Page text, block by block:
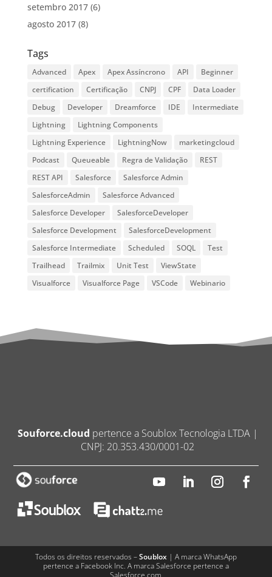
setembro 2017(6)
agosto 2017(8)
Tags
Advanced Apex Apex Assíncrono API
Beginner
certification
Certificação CNPJ CPF
Data Loader
Debug
Developer Dreamforce IDE
Intermediate
Lightning
Lightning Components
Lightning Experience
LightningNow
marketingcloud
Podcast
Queueable Regra de Validação
REST
REST API
Salesforce
Salesforce Admin
SalesforceAdmin
Salesforce Advanced
Salesforce Developer
SalesforceDeveloper
Salesforce Development
SalesforceDevelopment
Salesforce Intermediate
Scheduled SOQL
Test
Trailhead
Trailmix Unit Test
ViewState
Visualforce
Visualforce Page VSCode Webinario
Souforce.cloud pertence a Soublox Tecnologia LTDA |
CNPJ: 20.353.430/0001-02
Todos os direitos reservados –Soublox| A marca WhatsApp
pertence a Facebook Inc. A marca Salesforce pertence a
Salesforce.com